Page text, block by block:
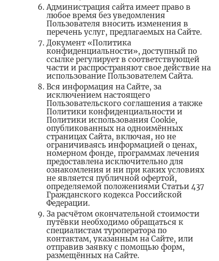
Администрация сайта имеет право в
любое время без уведомления
Пользователя вносить изменения в
перечень услуг, предлагаемых на Сайте.
Документ «Политика
конфиденциальности», доступный по
ссылке регулирует в соответствующей
части и распространяют свое действие на
использование Пользователем Сайта.
Вся информация на Сайте, за
исключением настоящего
Пользовательского соглашения а также
Политики конфиденциальности и
Политики использования Cookie,
опубликованных на одноимённых
страницах Сайта, включая, но не
ограничиваясь информацией о ценах,
номерном фонде, программах лечения
предоставлена исключительно для
ознакомления и ни при каких условиях
не является публичной офертой,
определяемой положениями Статьи 437
Гражданского кодекса Российской
Федерации.
За расчётом окончательной стоимости
путёвки необходимо обращаться к
специалистам туроператора по
контактам, указанным на Сайте, или
отправив заявку с помощью форм,
размещённых на Сайте.